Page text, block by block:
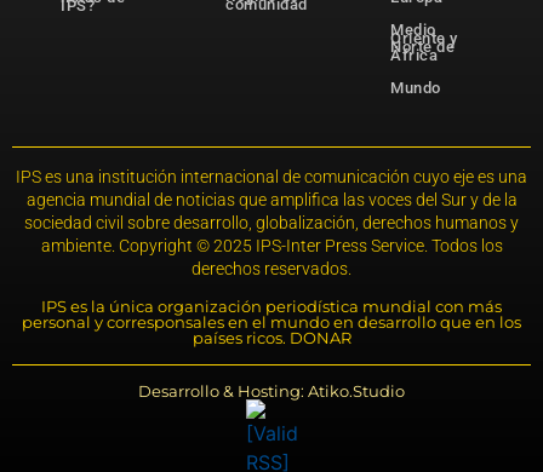
IPS? comunidad
Medio
Oriente y
Norte de
África
Mundo
IPS es una institución internacional de comunicación cuyo eje es una
agencia mundial de noticias que amplifica las voces del Sur y de la
sociedad civil sobre desarrollo, globalización, derechos humanos y
ambiente. Copyright © 2025 IPS-Inter Press Service. Todos los
derechos reservados.
IPS es la única organización periodística mundial con más
personal y corresponsales en el mundo en desarrollo que en los
países ricos. DONAR
Desarrollo & Hosting: Atiko.Studio